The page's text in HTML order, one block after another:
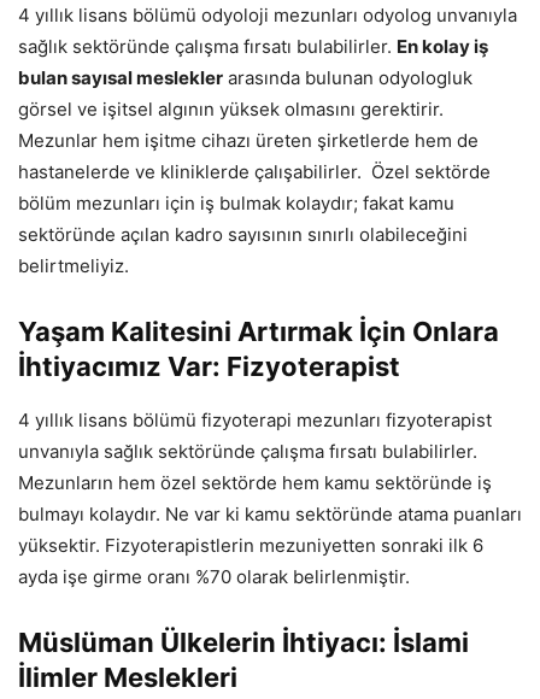
4 yıllık lisans bölümü odyoloji mezunları odyolog unvanıyla
sağlık sektöründe çalışma fırsatı bulabilirler. En kolay iş
bulan sayısal meslekler arasında bulunan odyologluk
görsel ve işitsel algının yüksek olmasını gerektirir.
Mezunlar hem işitme cihazı üreten şirketlerde hem de
hastanelerde ve kliniklerde çalışabilirler. Özel sektörde
bölüm mezunları için iş bulmak kolaydır; fakat kamu
sektöründe açılan kadro sayısının sınırlı olabileceğini
belirtmeliyiz.
Yaşam Kalitesini Artırmak İçin Onlara
İhtiyacımız Var: Fizyoterapist
4 yıllık lisans bölümü fizyoterapi mezunları fizyoterapist
unvanıyla sağlık sektöründe çalışma fırsatı bulabilirler.
Mezunların hem özel sektörde hem kamu sektöründe iş
bulmayı kolaydır. Ne var ki kamu sektöründe atama puanları
yüksektir. Fizyoterapistlerin mezuniyetten sonraki ilk 6
ayda işe girme oranı %70 olarak belirlenmiştir.
Müslüman Ülkelerin İhtiyacı: İslami
İlimler Meslekleri